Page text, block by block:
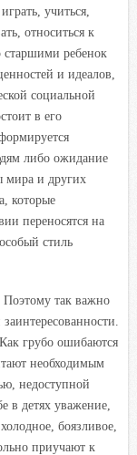
учиться,
относиться к
ребенок
и идеалов,
социальной
в его
либо ожидание
мира и других
которые
переносятся на
стиль
так важно
грубо ошибаются
необходимым
недоступной
в детях уважение,
боязливое,
приучают к